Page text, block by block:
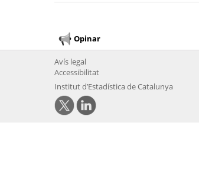
Opinar
Avís legal
Accessibilitat
Institut d’Estadística de Catalunya